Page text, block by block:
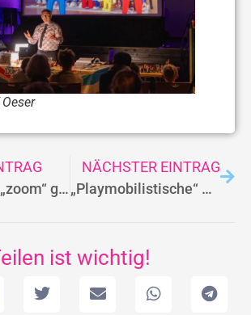
…und es hat „zoom“ gemacht!
NÄCHSTER EINTRAG
„Playmobilistische“ Höchstleistung in Istha
ist wichtig!